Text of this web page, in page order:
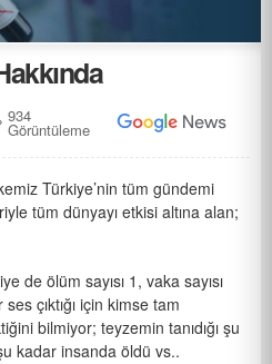
934
Görüntüleme
Türkiye’nin tüm gündemi
tüm dünyayı etkisi altına alan;
de ölüm sayısı 1, vaka sayısı
çıktığı için kimse tam
bilmiyor; teyzemin tanıdığı şu
kadar insanda öldü vs..